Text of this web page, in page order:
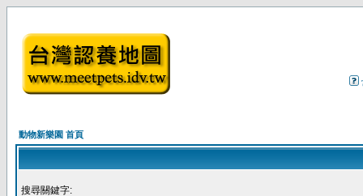
動物新樂園 首頁
搜尋關鍵字: